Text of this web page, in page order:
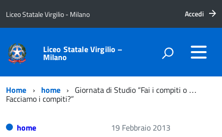
Liceo Statale Virgilio - Milano Accedi
Liceo Statale Virgilio –
Milano
Home home Giornata di Studio “Fai i compiti o …
Facciamo i compiti?”
home 19 Febbraio 2013